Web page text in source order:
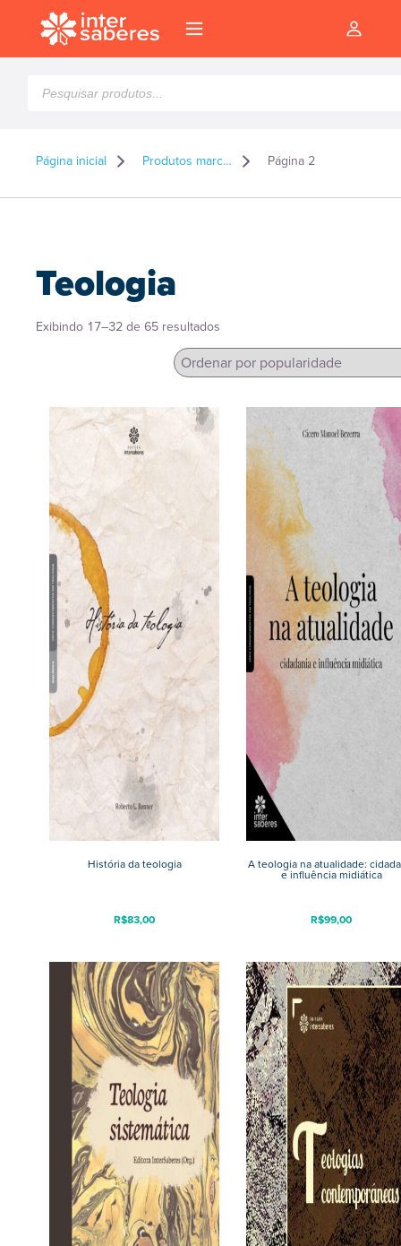
produtos
Página inicial Produtos marcados como “Teologia” Página 2
Teologia
Exibindo 17–32 de 65 resultados
popularidade
História da teologia
R$83,00
A teologia na atualidade:
e influência midiática
R$99,00